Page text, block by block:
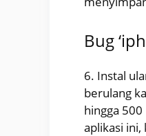
Bug
6. Instal
berulang
hingga
aplikasi